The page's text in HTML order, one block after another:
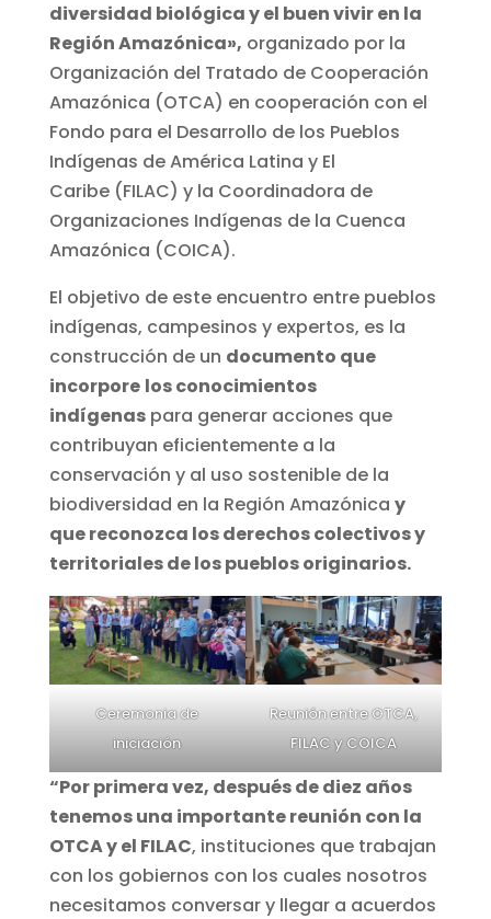
diversidad biológica y el buen vivir en la
Región Amazónica», organizado por la
Organización del Tratado de Cooperación
Amazónica (OTCA) en cooperación con el
Fondo para el Desarrollo de los Pueblos
Indígenas de América Latina y El
Caribe (FILAC) y la Coordinadora de
Organizaciones Indígenas de la Cuenca
Amazónica (COICA).
El objetivo de este encuentro entre pueblos
indígenas, campesinos y expertos, es la
construcción de un documento que
incorpore los conocimientos
indígenaspara generar acciones que
contribuyan eficientemente a la
conservación y al uso sostenible de la
biodiversidad en la Región Amazónica y
que reconozca los derechos colectivos y
territoriales de los pueblos originarios.
Ceremonia de
iniciación
Reunión entre OTCA,
FILAC y COICA
“Por primera vez, después de diez años
tenemos una importante reunión con la
OTCA y el FILAC, instituciones que trabajan
con los gobiernos con los cuales nosotros
necesitamos conversar y llegar a acuerdos